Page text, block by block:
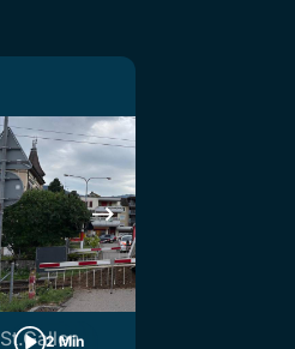
2 Min
St.Gallen